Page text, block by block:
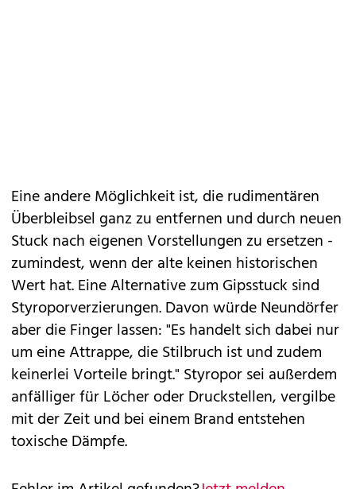
Eine andere Möglichkeit ist, die rudimentären
Überbleibsel ganz zu entfernen und durch neuen
Stuck nach eigenen Vorstellungen zu ersetzen -
zumindest, wenn der alte keinen historischen
Wert hat. Eine Alternative zum Gipsstuck sind
Styroporverzierungen. Davon würde Neundörfer
aber die Finger lassen: "Es handelt sich dabei nur
um eine Attrappe, die Stilbruch ist und zudem
keinerlei Vorteile bringt." Styropor sei außerdem
anfälliger für Löcher oder Druckstellen, vergilbe
mit der Zeit und bei einem Brand entstehen
toxische Dämpfe.